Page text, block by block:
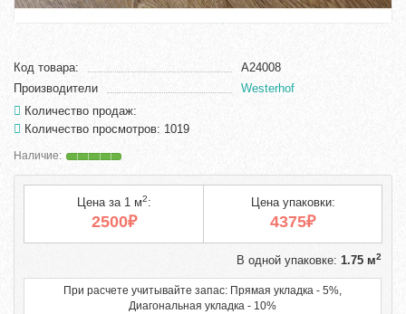
Код товара:
А24008
Производители
Westerhof
Количество продаж:
Количество просмотров: 1019
Цена за 1 м2:
2500₽
Цена упаковки:
4375₽
В одной упаковке: 1.75 м2
При расчете учитывайте запас: Прямая укладка - 5%,
Диагональная укладка - 10%